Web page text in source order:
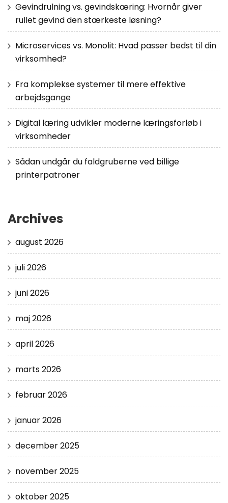
Gevindrulning vs. gevindskæring: Hvornår giver
rullet gevind den stærkeste løsning?
Microservices vs. Monolit: Hvad passer bedst til din
virksomhed?
Fra komplekse systemer til mere effektive
arbejdsgange
Digital læring udvikler moderne læringsforløb i
virksomheder
Sådan undgår du faldgruberne ved billige
printerpatroner
Archives
august 2026
juli 2026
juni 2026
maj 2026
april 2026
marts 2026
februar 2026
januar 2026
december 2025
november 2025
oktober 2025